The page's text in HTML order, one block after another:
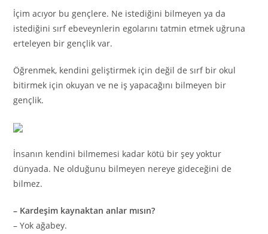
İçim acıyor bu gençlere. Ne istediğini bilmeyen ya da
istediğini sırf ebeveynlerin egolarını tatmin etmek uğruna
erteleyen bir gençlik var.
Öğrenmek, kendini geliştirmek için değil de sırf bir okul
bitirmek için okuyan ve ne iş yapacağını bilmeyen bir
gençlik.
İnsanın kendini bilmemesi kadar kötü bir şey yoktur
dünyada. Ne olduğunu bilmeyen nereye gideceğini de
bilmez.
– Kardeşim kaynaktan anlar mısın?
– Yok ağabey.